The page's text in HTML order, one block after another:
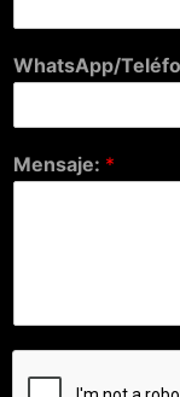
WhatsApp/
Mensaje: *